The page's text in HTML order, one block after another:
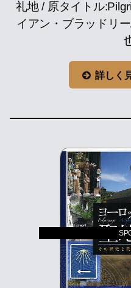
礼地 / 原タイトル
イアン・ブラッドリ
詳しく